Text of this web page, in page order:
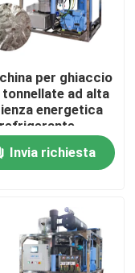
cubi
per ghiaccio
tonnellate ad alta
energetica
e grande
Invia richiesta